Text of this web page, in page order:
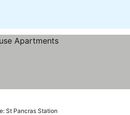
St Pancras Station